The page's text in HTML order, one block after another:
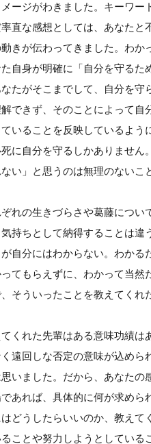
ージがわきました。キーワー
直な感想としては、あなたと
きが伝わってきました。わか
自身が明確に「自分を守るた
たがそこまでして、自分を守
できず、そのことによって自
いることを反映しているよう
に自分を守るしかありません
い」と思うのは無理のないこ
れの生きづらさや葛藤につい
持ちとして納得することは違
自分にはわからない。わかる
てもらえずに、わかって当然
そういったことを教えてくれ
くれた先輩はある意味功績は
遠回しな否定の意味が込めら
いました。だから、あなたの
あれば、具体的に何が求めら
どうしたらいいのか、教えて
ことや努力しようとしている